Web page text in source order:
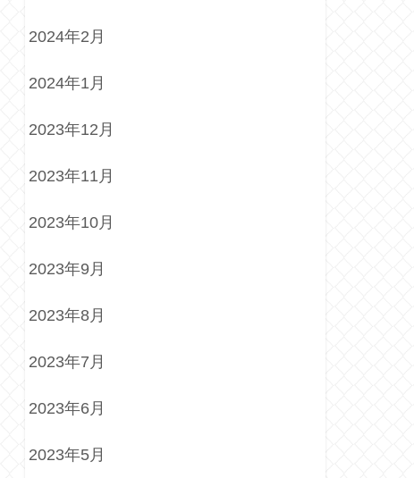
2024年2月
2024年1月
2023年12月
2023年11月
2023年10月
2023年9月
2023年8月
2023年7月
2023年6月
2023年5月